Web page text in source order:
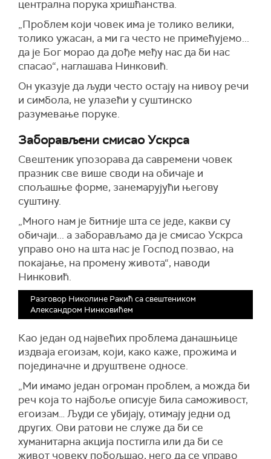
централна порука хришћанства.
„Проблем који човек има је толико велики,
толико ужасан, а ми га често не примећујемо...
да је Бог морао да дође међу нас да би нас
спасао“, наглашава Нинковић.
Он указује да људи често остају на нивоу речи
и симбола, не улазећи у суштинско
разумевање поруке.
Заборављени смисао Ускрса
Свештеник упозорава да савремени човек
празник све више своди на обичаје и
спољашње форме, занемарујући његову
суштину.
„Много нам је битније шта се једе, какви су
обичаји... а заборављамо да је смисао Ускрса
управо оно на шта нас је Господ позвао, на
покајање, на промену живота“, наводи
Нинковић.
Разговор Николине Ракић са свештеником
Александром Нинковићем
Као један од највећих проблема данашњице
издваја егоизам, који, како каже, прожима и
појединачне и друштвене односе.
„Ми имамо један огроман проблем, а можда би
реч која то најбоље описује била саможивост,
егоизам… Људи се убијају, отимају једни од
других. Ови ратови не служе да би се
хуманитарна акција постигла или да би се
живот човеку побољшао, него да се управо